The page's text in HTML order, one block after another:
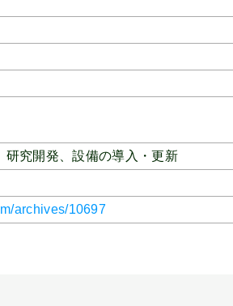
研究開発、設備の導入・更新
archives/10697